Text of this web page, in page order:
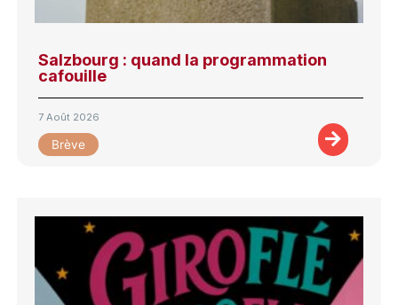
Salzbourg : quand la programmation
cafouille
7 Août 2026
Brève